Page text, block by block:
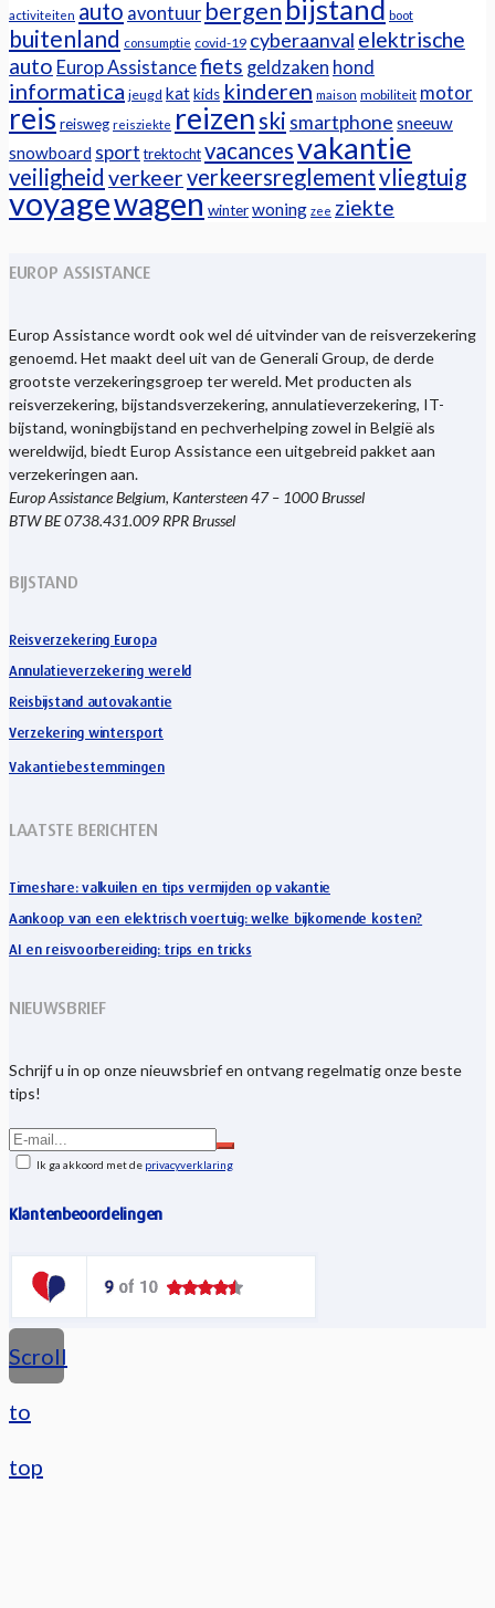
activiteiten auto avontuur bergen bijstand boot
buitenland consumptie covid-19 cyberaanval elektrische
auto Europ Assistancefiets geldzaken hond
informatica jeugd katkids kinderen maison mobiliteit motor
reis reisweg reisziekte reizen ski smartphone sneeuw
snowboard sport trektochtvacancesvakantie
veiligheid verkeerverkeersreglementvliegtuig
voyagewagenwinterwoning zee ziekte
EUROP ASSISTANCE
Europ Assistance wordt ook wel dé uitvinder van de reisverzekering
genoemd. Het maakt deel uit van de Generali Group, de derde
grootste verzekeringsgroep ter wereld. Met producten als
reisverzekering, bijstandsverzekering, annulatieverzekering, IT-
bijstand, woningbijstand en pechverhelping zowel in België als
wereldwijd, biedt Europ Assistance een uitgebreid pakket aan
verzekeringen aan.
Europ Assistance Belgium, Kantersteen 47 – 1000 Brussel
BTW BE 0738.431.009 RPR Brussel
BIJSTAND
Reisverzekering Europa
Annulatieverzekering wereld
Reisbijstand autovakantie
Verzekering wintersport
Vakantiebestemmingen
LAATSTE BERICHTEN
Timeshare: valkuilen en tips vermijden op vakantie
Aankoop van een elektrisch voertuig: welke bijkomende kosten?
AI en reisvoorbereiding: trips en tricks
NIEUWSBRIEF
Schrijf u in op onze nieuwsbrief en ontvang regelmatig onze beste
tips!
Ik ga akkoord met de privacyverklaring
Klantenbeoordelingen
Scroll
to
top